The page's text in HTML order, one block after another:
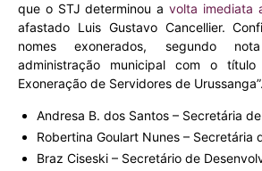
que o STJ determinou a volta imediata
afastado Luis Gustavo Cancellier.
nomes exonerados, segundo
administração municipal com o título
Exoneração de Servidores de Urussanga”.
Andresa B. dos Santos – Secretária
Robertina Goulart Nunes – Secretária
Braz Ciseski – Secretário de